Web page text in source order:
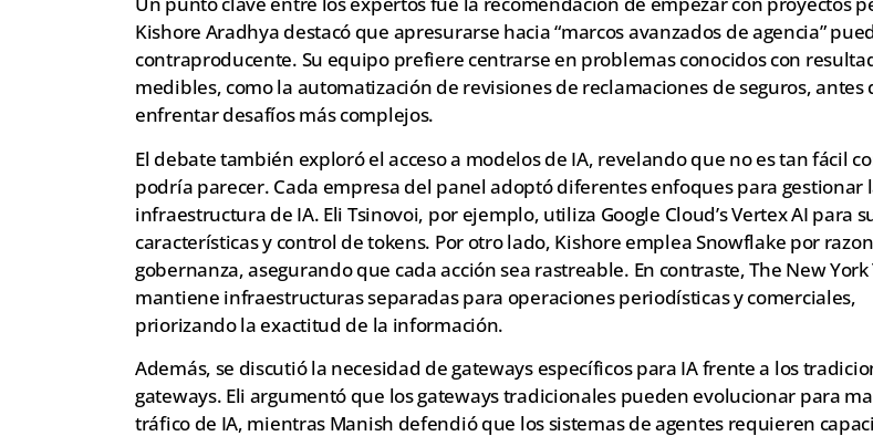
Kishore Aradhya destacó que apresurarse hacia “marcos avanzados de agencia”
contraproducente. Su equipo prefiere centrarse en problemas conocidos con
medibles, como la automatización de revisiones de reclamaciones de seguros, antes
enfrentar desafíos más complejos.
El debate también exploró el acceso a modelos de IA, revelando que no es tan fácil
podría parecer. Cada empresa del panel adoptó diferentes enfoques para gestionar
infraestructura de IA. Eli Tsinovoi, por ejemplo, utiliza Google Cloud’s Vertex AI para
características y control de tokens. Por otro lado, Kishore emplea Snowflake por
gobernanza, asegurando que cada acción sea rastreable. En contraste, The New York
mantiene infraestructuras separadas para operaciones periodísticas y comerciales,
priorizando la exactitud de la información.
Además, se discutió la necesidad de gateways específicos para IA frente a los
gateways. Eli argumentó que los gateways tradicionales pueden evolucionar para
tráfico de IA, mientras Manish defendió que los sistemas de agentes requieren